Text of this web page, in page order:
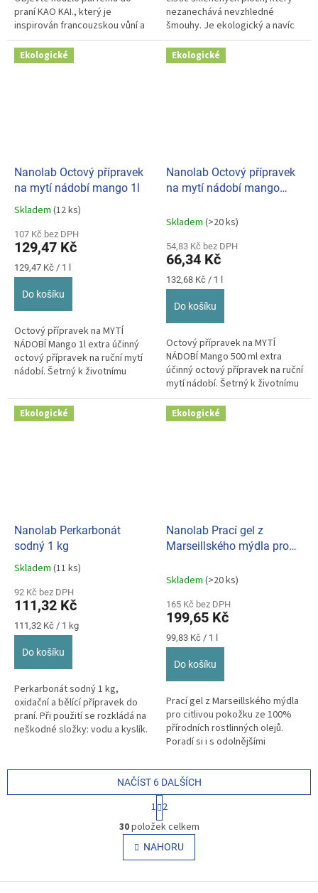
praní KAO KAI., který je
inspirován francouzskou vůní a
je vyroben s ohledem na...
nezanechává nevzhledné
šmouhy. Je ekologický a navíc
má příjemnou jablečnou vůni.
Ekologické
Nanolab Octový přípravek
na mytí nádobí mango 1l
Průměrné
produktu
je
5,0
z
Skladem (12 ks)
107 Kč bez DPH
129,47 Kč
Měrná
cena:
129,47 Kč / 1 l
Do košíku
Octový přípravek na MYTÍ
NÁDOBÍ Mango 1l extra účinný
octový přípravek na ruční mytí
nádobí. Šetrný k životnímu
Ekologické
Nanolab Octový přípravek
na mytí nádobí mango
Skladem (>20 ks)
54,83 Kč bez DPH
66,34 Kč
Měrná
cena:
132,68 Kč / 1 l
Do košíku
Octový přípravek na MYTÍ
NÁDOBÍ Mango 500 ml extra
účinný octový přípravek na ruční
mytí nádobí. Šetrný k životnímu
prostředí.
Ekologické
Nanolab Perkarbonát
sodný 1 kg
Průměrné
produktu
je
5,0
z
Skladem (11 ks)
92 Kč bez DPH
111,32 Kč
Měrná
cena:
111,32 Kč / 1 kg
Do košíku
Perkarbonát sodný 1 kg,
oxidační a bělící přípravek do
praní. Při použití se rozkládá na
neškodné složky: vodu a kyslík.
Ekologické
Nanolab Prací gel z
Marseillského mýdla pro
Skladem (>20 ks)
165 Kč bez DPH
199,65 Kč
Měrná
cena:
99,83 Kč / 1 l
Do košíku
Prací gel z Marseillského mýdla
pro citlivou pokožku ze 100%
přírodních rostlinných olejů.
Poradí si i s odolnějšími
O
v
l
á
NAČÍST 6 DALŠÍCH
S
t
r
á
n
k
v
1 2
30položek celkem
NAHORU